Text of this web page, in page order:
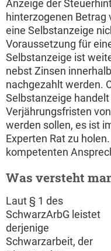
Anzeige der
hinterzogenen Betrag
eine Selbstanzeige
Voraussetzung für
Selbstanzeige ist
nebst Zinsen
nachgezahlt werden.
Selbstanzeige handelt
Verjährungsfristen
werden sollen, es ist
Experten Rat zu
kompetenten
Was versteht
Laut § 1 des
SchwarzArbG leistet
derjenige
Schwarzarbeit, der